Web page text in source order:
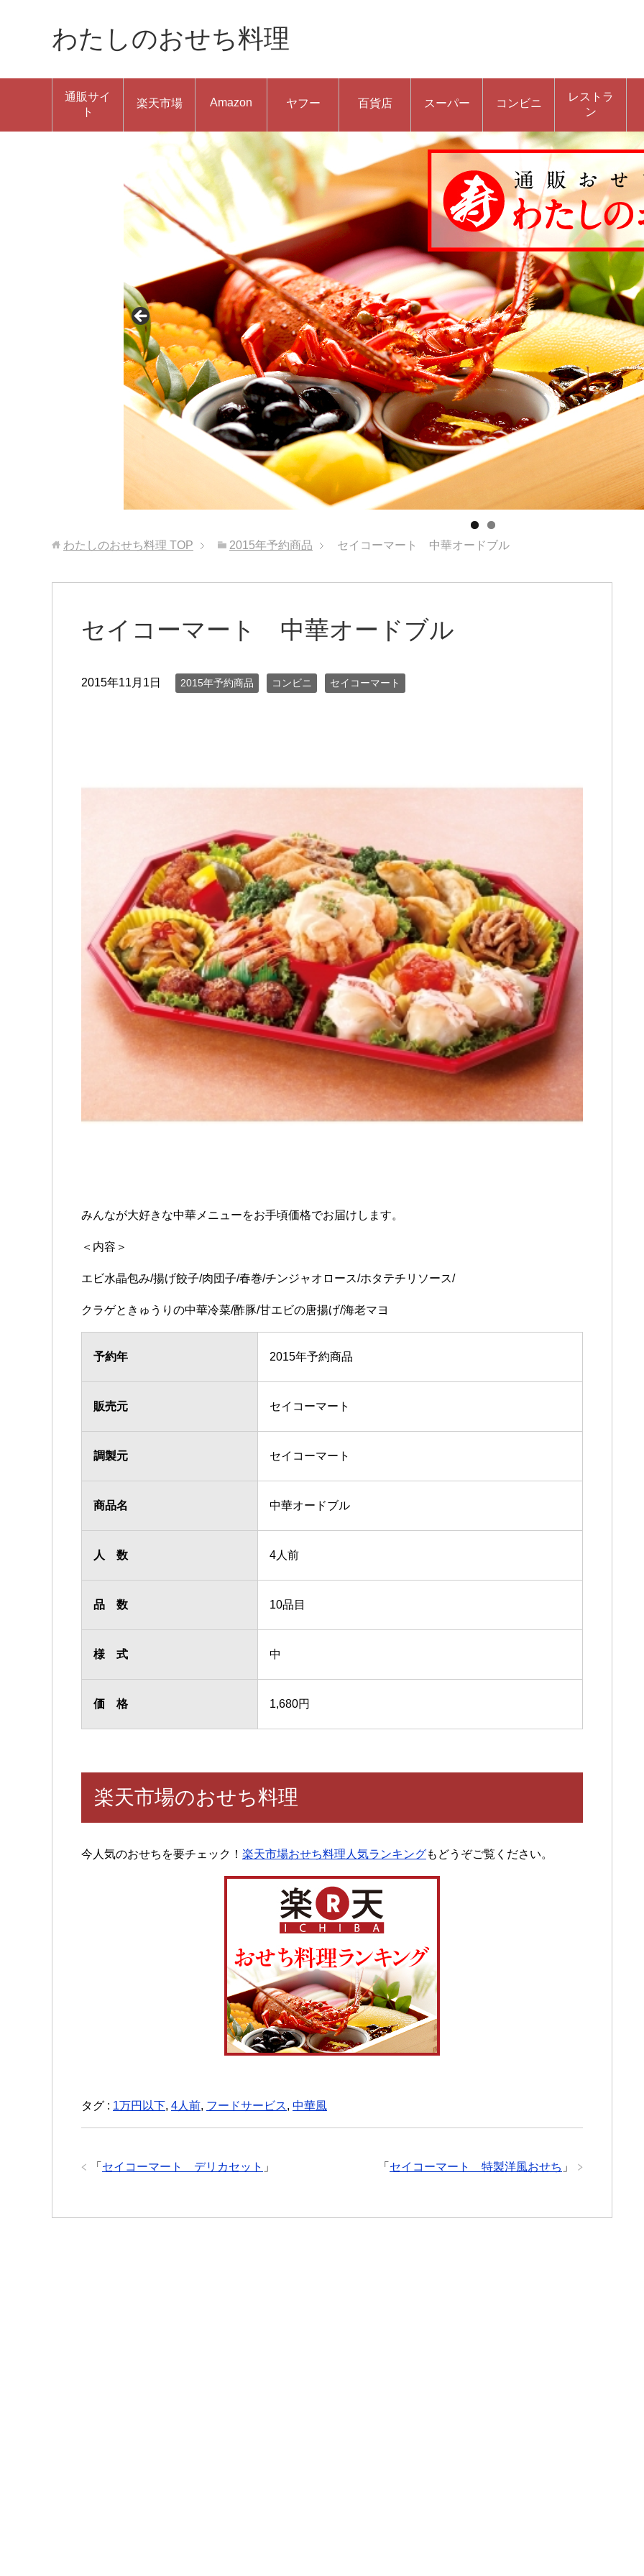
わたしのおせち料理
通販サイ
ト
楽天市場 Amazon ヤフー 百貨店 スーパー コンビニ
レストラ
ン
わたしのおせち料理 TOP 2015年予約商品 セイコーマート 中華オードブル
セイコーマート 中華オードブル
2015年11月1日 2015年予約商品 コンビニ セイコーマート
みんなが大好きな中華メニューをお手頃価格でお届けします。
＜内容＞
エビ水晶包み/揚げ餃子/肉団子/春巻/チンジャオロース/ホタテチリソース/
クラゲときゅうりの中華冷菜/酢豚/甘エビの唐揚げ/海老マヨ
予約年 2015年予約商品
販売元 セイコーマート
調製元 セイコーマート
商品名 中華オードブル
人 数 4人前
品 数 10品目
様 式 中
価 格 1,680円
楽天市場のおせち料理
今人気のおせちを要チェック！ 楽天市場おせち料理人気ランキングもどうぞご覧ください。
タグ : 1万円以下, 4人前, フードサービス, 中華風
「 セイコーマート 特製洋風おせち 」
「 セイコーマート デリカセット 」